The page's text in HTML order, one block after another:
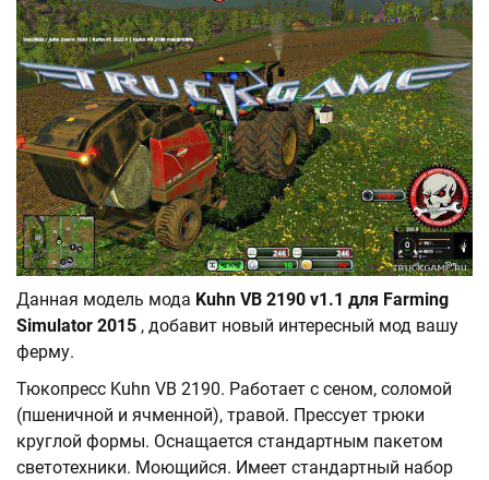
Данная модель мода Kuhn VB 2190 v1.1 для Farming
Simulator 2015 , добавит новый интересный мод вашу
ферму.
Тюкопресс Kuhn VB 2190. Работает с сеном, соломой
(пшеничной и ячменной), травой. Прессует трюки
круглой формы. Оснащается стандартным пакетом
светотехники. Моющийся. Имеет стандартный набор